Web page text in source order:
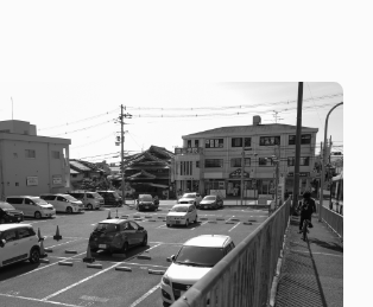
ォ
ル
ス
ク
ラ
ブ